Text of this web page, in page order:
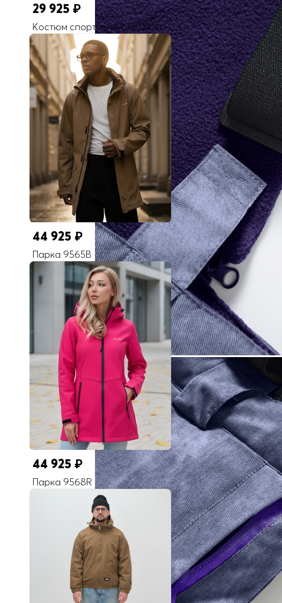
29 925 ₽
Костюм спортивный 35021Ch
44 925 ₽
Парка 9565B
44 925 ₽
Парка 9568R